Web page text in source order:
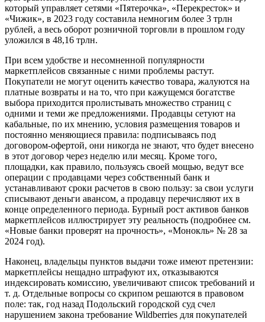
который управляет сетями «Пятерочка», «Перекресток» и
«Чижик», в 2023 году составила немногим более 3 трлн
рублей, а весь оборот розничной торговли в прошлом году
уложился в 48,16 трлн.
При всем удобстве и несомненной популярности
маркетплейсов связанные с ними проблемы растут.
Покупатели не могут оценить качество товара, жалуются на
платные возвраты и на то, что при кажущемся богатстве
выбора приходится пролистывать множество страниц с
одними и теми же предложениями. Продавцы сетуют на
кабальные, по их мнению, условия размещения товаров и
постоянно меняющиеся правила: подписываясь под
договором-офертой, они никогда не знают, что будет внесено
в этот договор через неделю или месяц. Кроме того,
площадки, как правило, пользуясь своей мощью, ведут все
операции с продавцами через собственный банк и
устанавливают сроки расчетов в свою пользу: за свои услуги
списывают деньги авансом, а продавцу перечисляют их в
конце определенного периода. Бурный рост активов банков
маркетплейсов иллюстрирует эту реальность (подробнее см.
«Новые банки проверят на прочность», «Монокль» № 28 за
2024 год).
Наконец, владельцы пунктов выдачи тоже имеют претензии:
маркетплейсы нещадно штрафуют их, отказываются
индексировать комиссию, увеличивают список требований и
т. д. Отдельные вопросы со скрипом решаются в правовом
поле: так, год назад Подольский городской суд счел
нарушением закона требование Wildberries для покупателей